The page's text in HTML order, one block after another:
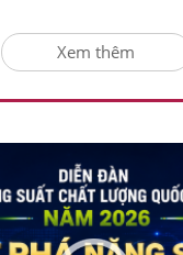
Xem thêm